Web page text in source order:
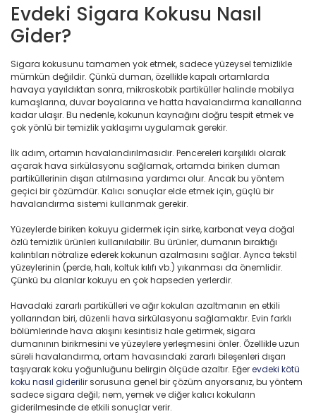
Evdeki Sigara Kokusu Nasıl
Gider?
Sigara kokusunu tamamen yok etmek, sadece yüzeysel temizlikle
mümkün değildir. Çünkü duman, özellikle kapalı ortamlarda
havaya yayıldıktan sonra, mikroskobik partiküller halinde mobilya
kumaşlarına, duvar boyalarına ve hatta havalandırma kanallarına
kadar ulaşır. Bu nedenle, kokunun kaynağını doğru tespit etmek ve
çok yönlü bir temizlik yaklaşımı uygulamak gerekir.
İlk adım, ortamın havalandırılmasıdır. Pencereleri karşılıklı olarak
açarak hava sirkülasyonu sağlamak, ortamda biriken duman
partiküllerinin dışarı atılmasına yardımcı olur. Ancak bu yöntem
geçici bir çözümdür. Kalıcı sonuçlar elde etmek için, güçlü bir
havalandırma sistemi kullanmak gerekir.
Yüzeylerde biriken kokuyu gidermek için sirke, karbonat veya doğal
özlü temizlik ürünleri kullanılabilir. Bu ürünler, dumanın bıraktığı
kalıntıları nötralize ederek kokunun azalmasını sağlar. Ayrıca tekstil
yüzeylerinin (perde, halı, koltuk kılıfı vb.) yıkanması da önemlidir.
Çünkü bu alanlar kokuyu en çok hapseden yerlerdir.
Havadaki zararlı partikülleri ve ağır kokuları azaltmanın en etkili
yollarından biri, düzenli hava sirkülasyonu sağlamaktır. Evin farklı
bölümlerinde hava akışını kesintisiz hale getirmek, sigara
dumanının birikmesini ve yüzeylere yerleşmesini önler. Özellikle uzun
süreli havalandırma, ortam havasındaki zararlı bileşenleri dışarı
taşıyarak koku yoğunluğunu belirgin ölçüde azaltır. Eğerevdeki kötü
koku nasıl giderilirsorusuna genel bir çözüm arıyorsanız, bu yöntem
sadece sigara değil; nem, yemek ve diğer kalıcı kokuların
giderilmesinde de etkili sonuçlar verir.